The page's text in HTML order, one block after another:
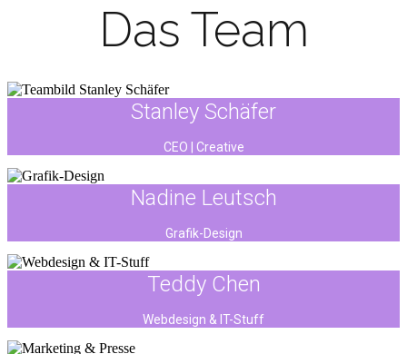
Das Team
Stanley Schäfer
CEO | Creative
Nadine Leutsch
Grafik-Design
Teddy Chen
Webdesign & IT-Stuff